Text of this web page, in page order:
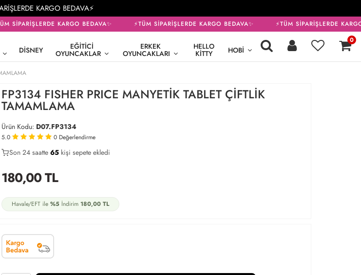
KARGO BEDAVA⚡
SİPARİŞLERDE KARGO BEDAVA✨ ⚡TÜM SİPARİŞLERDE KARGO BEDAVA✨ ⚡TÜM SİPARİŞLERDE KARGO
DISNEY EĞITICI
OYUNCAKLAR
ERKEK
OYUNCAKLARI
HELLO
KITTY HOBI
0
FP3134 FISHER PRICE MANYETİK TABLET ÇİFTLİK
TAMAMLAMA
Ürün Kodu: D07.FP3134
5.0 0 Değerlendirme
41
Son 24 saatte 65kişi sepete ekledi
18
180,00TL
Havale/EFT ile %5İndirim 180,00TL